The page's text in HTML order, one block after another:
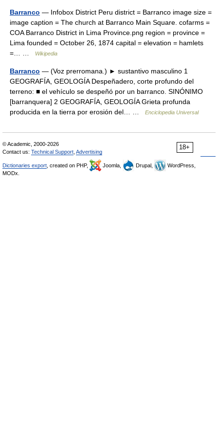
Barranco — Infobox District Peru district = Barranco image size =
image caption = The church at Barranco Main Square. cofarms =
COA Barranco District in Lima Province.png region = province =
Lima founded = October 26, 1874 capital = elevation = hamlets
=… …
Wikipedia
Barranco — (Voz prerromana.) ► sustantivo masculino 1
GEOGRAFÍA, GEOLOGÍA Despeñadero, corte profundo del
terreno: ■ el vehículo se despeñó por un barranco. SINÓNIMO
[barranquera] 2 GEOGRAFÍA, GEOLOGÍA Grieta profunda
producida en la tierra por erosión del… …
Enciclopedia Universal
18+
© Academic, 2000-2026
Contact us: Technical Support Advertising
Dictionaries export , created on PHP, Joomla, Drupal,
WordPress,
MODx.